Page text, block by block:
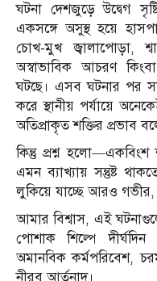
ঘটনা দেশজুড়ে উদ্বেগ
একসঙ্গে অসুস্থ হয়ে
চোখ-মুখ জ্বালাপোড়া,
অস্বাভাবিক আচরণ
ঘটছে। এসব ঘটনার পর
করে স্থানীয় পর্যায়ে
অতিপ্রাকৃত শক্তির প্রভাব
কিন্তু প্রশ্ন হলো—একবিংশ
এমন ব্যাখ্যায় সন্তুষ্ট
লুকিয়ে যাচ্ছে আরও গভীর,
আমার বিশ্বাস, এই
পোশাক শিল্পে
অমানবিক কর্মপরিবেশ,